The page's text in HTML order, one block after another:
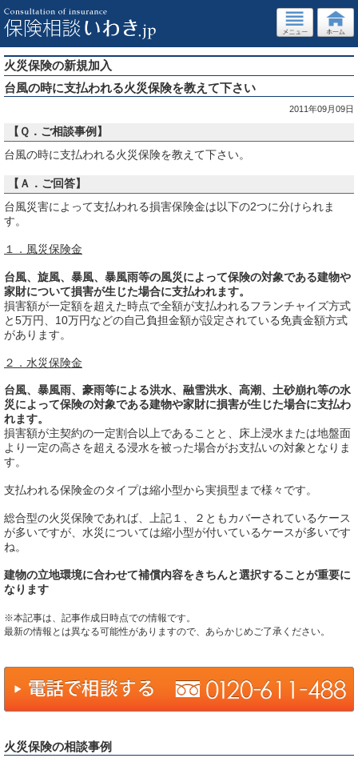
火災保険の新規加入
台風の時に支払われる火災保険を教えて下さい
2011年09月09日
【Ｑ．ご相談事例】
台風の時に支払われる火災保険を教えて下さい。
【Ａ．ご回答】
台風災害によって支払われる損害保険金は以下の2つに分けられま
す。
１．風災保険金
台風、旋風、暴風、暴風雨等の風災によって保険の対象である建物や
家財について損害が生じた場合に支払われます。
損害額が一定額を超えた時点で全額が支払われるフランチャイズ方式
と5万円、10万円などの自己負担金額が設定されている免責金額方式
があります。
２．水災保険金
台風、暴風雨、豪雨等による洪水、融雪洪水、高潮、土砂崩れ等の水
災によって保険の対象である建物や家財に損害が生じた場合に支払わ
れます。
損害額が主契約の一定割合以上であることと、床上浸水または地盤面
より一定の高さを超える浸水を被った場合がお支払いの対象となりま
す。
支払われる保険金のタイプは縮小型から実損型まで様々です。
総合型の火災保険であれば、上記１、２ともカバーされているケース
が多いですが、水災については縮小型が付いているケースが多いです
ね。
建物の立地環境に合わせて補償内容をきちんと選択することが重要に
なります
※本記事は、記事作成日時点での情報です。
最新の情報とは異なる可能性がありますので、あらかじめご了承ください。
火災保険の相談事例